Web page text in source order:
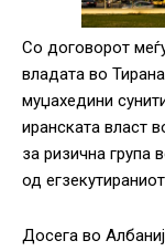
Со договорот
владата во
муџахедини
иранската власт
за ризична група
од
Досега во